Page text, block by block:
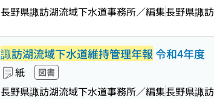
長野県諏訪湖流域下水道事務所／編集長野県諏
諏訪湖流域下水道維持管理年報令和4年度
紙 図書
長野県諏訪湖流域下水道事務所／編集長野県諏